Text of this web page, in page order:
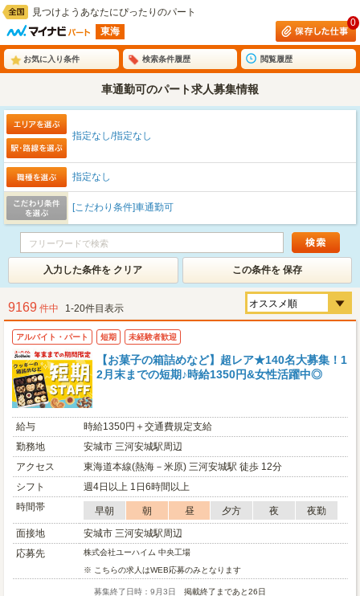
見つけようあなたにぴったりのパート
東海
0
お気に入り条件 検索条件履歴 閲覧履歴
車通勤可のパート求人募集情報
指定なし/指定なし
指定なし
[こだわり条件]車通勤可
入力した条件を クリア この条件を 保存
9169 件中 1-20件目表示
アルバイト・パート 短期 未経験者歓迎
【お菓子の箱詰めなど】超レア★140名大募集！1
2月末までの短期♪時給1350円&女性活躍中◎
給与
時給1350円＋交通費規定支給
勤務地
安城市 三河安城駅周辺
アクセス
東海道本線(熱海－米原) 三河安城駅 徒歩 12分
シフト
週4日以上 1日6時間以上
時間帯
早朝 朝 昼 夕方 夜
夜勤
面接地
安城市 三河安城駅周辺
応募先
株式会社ユーハイム 中央工場
※ こちらの求人はWEB応募のみとなります
募集終了日時：9月3日 掲載終了まであと26日